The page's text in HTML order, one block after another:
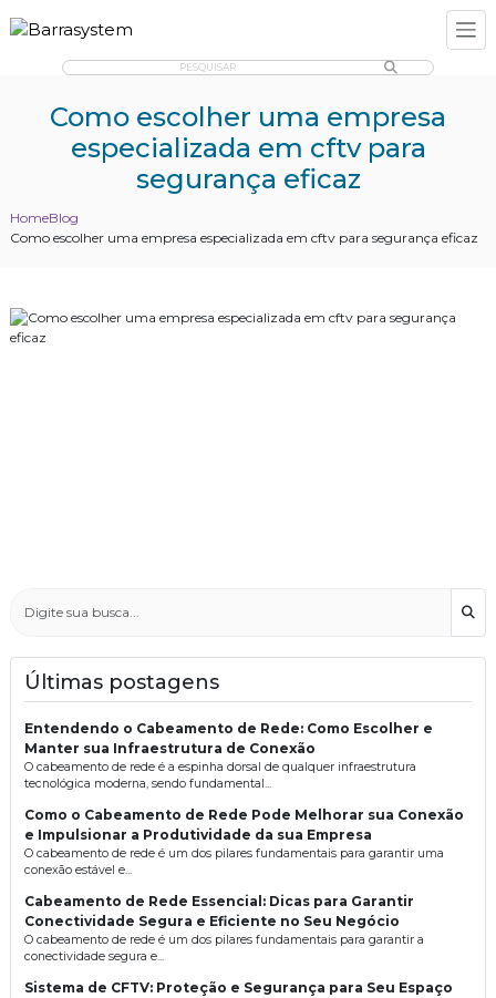
PESQUISAR
Como escolher uma empresa
especializada em cftv para
segurança eficaz
HomeBlog
Como escolher uma empresa especializada em cftv para segurança eficaz
Últimas postagens
Entendendo o Cabeamento de Rede: Como Escolher e
Manter sua Infraestrutura de Conexão
O cabeamento de rede é a espinha dorsal de qualquer infraestrutura
tecnológica moderna, sendo fundamental...
Como o Cabeamento de Rede Pode Melhorar sua Conexão
e Impulsionar a Produtividade da sua Empresa
O cabeamento de rede é um dos pilares fundamentais para garantir uma
conexão estável e...
Cabeamento de Rede Essencial: Dicas para Garantir
Conectividade Segura e Eficiente no Seu Negócio
O cabeamento de rede é um dos pilares fundamentais para garantir a
conectividade segura e...
Sistema de CFTV: Proteção e Segurança para Seu Espaço